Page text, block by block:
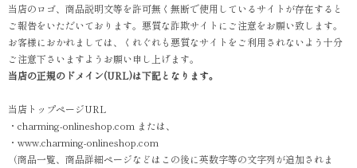
当店のロゴ、商品説明文等を許可無く無断で使用しているサイトが存在すると
ご報告をいただいております。悪質な詐欺サイトにご注意をお願い致します。
お客様におかれましては、くれぐれも悪質なサイトをご利用されないよう十分
ご注意下さいますようお願い申し上げます。
当店の正規のドメイン(URL)は下記となります。
当店トップページURL
・charming-onlineshop.com または、
・www.charming-onlineshop.com
（商品一覧、商品詳細ページなどはこの後に英数字等の文字列が追加されま